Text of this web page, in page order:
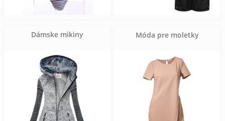
Dámske mikiny Móda pre moletky